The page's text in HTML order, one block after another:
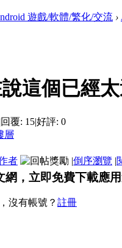
遊戲/軟體/繁化/交流 ›
這個已經
回覆: 15|好評: 0
者 |倒序瀏覽 |
，立即免費下載應用
沒有帳號？ 註冊